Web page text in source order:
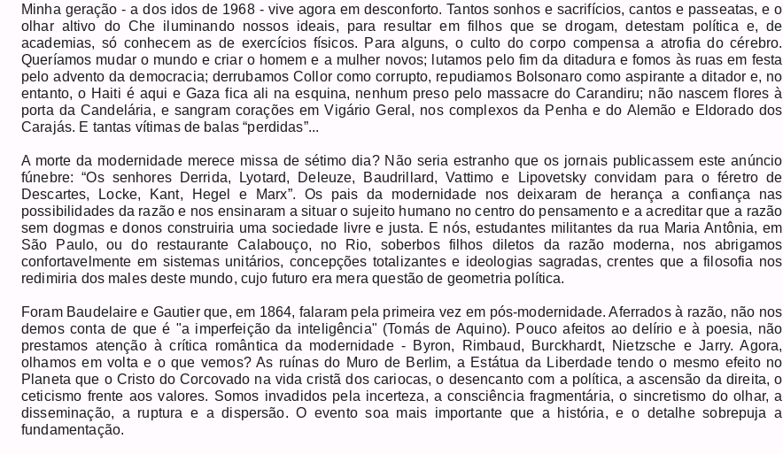
Minha geração - a dos idos de 1968 - vive agora em desconforto. Tantos sonhos e sacrifícios, cantos e passeatas, e o
olhar altivo do Che iluminando nossos ideais, para resultar em filhos que se drogam, detestam política e, de
academias, só conhecem as de exercícios físicos. Para alguns, o culto do corpo compensa a atrofia do cérebro.
Queríamos mudar o mundo e criar o homem e a mulher novos; lutamos pelo fim da ditadura e fomos às ruas em festa
pelo advento da democracia; derrubamos Collor como corrupto, repudiamos Bolsonaro como aspirante a ditador e, no
entanto, o Haiti é aqui e Gaza fica ali na esquina, nenhum preso pelo massacre do Carandiru; não nascem flores à
porta da Candelária, e sangram corações em Vigário Geral, nos complexos da Penha e do Alemão e Eldorado dos
Carajás. E tantas vítimas de balas “perdidas”...
A morte da modernidade merece missa de sétimo dia? Não seria estranho que os jornais publicassem este anúncio
fúnebre: “Os senhores Derrida, Lyotard, Deleuze, Baudrillard, Vattimo e Lipovetsky convidam para o féretro de
Descartes, Locke, Kant, Hegel e Marx”. Os pais da modernidade nos deixaram de herança a confiança nas
possibilidades da razão e nos ensinaram a situar o sujeito humano no centro do pensamento e a acreditar que a razão
sem dogmas e donos construiria uma sociedade livre e justa. E nós, estudantes militantes da rua Maria Antônia, em
São Paulo, ou do restaurante Calabouço, no Rio, soberbos filhos diletos da razão moderna, nos abrigamos
confortavelmente em sistemas unitários, concepções totalizantes e ideologias sagradas, crentes que a filosofia nos
redimiria dos males deste mundo, cujo futuro era mera questão de geometria política.
Foram Baudelaire e Gautier que, em 1864, falaram pela primeira vez em pós-modernidade. Aferrados à razão, não nos
demos conta de que é "a imperfeição da inteligência" (Tomás de Aquino). Pouco afeitos ao delírio e à poesia, não
prestamos atenção à crítica romântica da modernidade - Byron, Rimbaud, Burckhardt, Nietzsche e Jarry. Agora,
olhamos em volta e o que vemos? As ruínas do Muro de Berlim, a Estátua da Liberdade tendo o mesmo efeito no
Planeta que o Cristo do Corcovado na vida cristã dos cariocas, o desencanto com a política, a ascensão da direita, o
ceticismo frente aos valores. Somos invadidos pela incerteza, a consciência fragmentária, o sincretismo do olhar, a
disseminação, a ruptura e a dispersão. O evento soa mais importante que a história, e o detalhe sobrepuja a
fundamentação.